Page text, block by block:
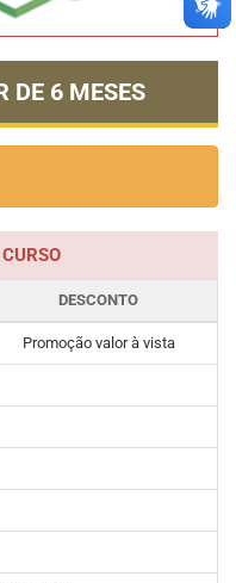
DE 6 MESES
DESCONTO
Promoção valor à vista